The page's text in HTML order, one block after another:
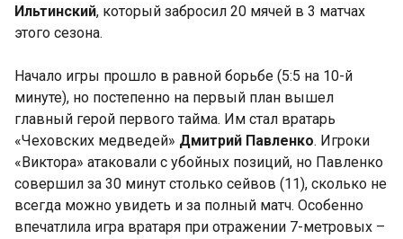
Ильтинский, который забросил 20 мячей в 3 матчах
этого сезона.
Начало игры прошло в равной борьбе (5:5 на 10-й
минуте), но постепенно на первый план вышел
главный герой первого тайма. Им стал вратарь
«Чеховских медведей» Дмитрий Павленко. Игроки
«Виктора» атаковали с убойных позиций, но Павленко
совершил за 30 минут столько сейвов (11), сколько не
всегда можно увидеть и за полный матч. Особенно
впечатлила игра вратаря при отражении 7-метровых –